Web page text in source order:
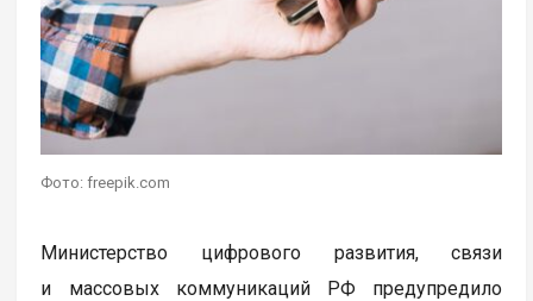
Фото: freepik.com
Министерство цифрового развития, связи
и массовых коммуникаций РФ предупредило